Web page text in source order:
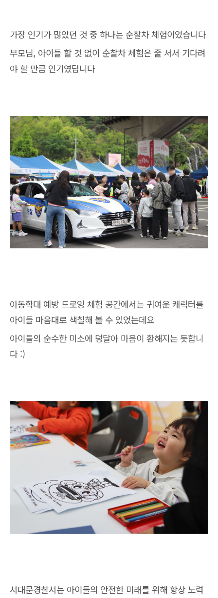
가장 인기가 많았던 것 중 하나는 순찰차 체험이었습니다
부모님, 아이들 할 것 없이 순찰차 체험은 줄 서서 기다려
야 할 만큼 인기였답니다
아동학대 예방 드로잉 체험 공간에서는 귀여운 캐릭터를
아이들 마음대로 색칠해 볼 수 있었는데요
아이들의 순수한 미소에 덩달아 마음이 환해지는 듯합니
다 :)
서대문경찰서는 아이들의 안전한 미래를 위해 항상 노력